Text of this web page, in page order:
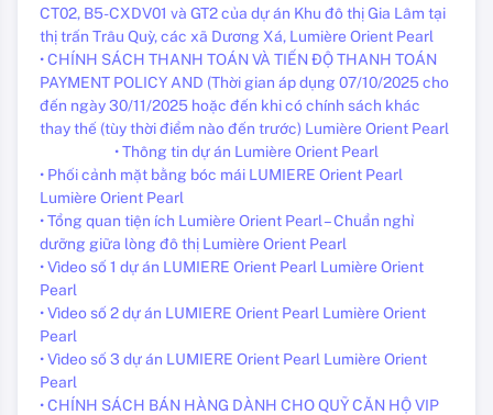
CT02, B5-CXDV01 và GT2 của dự án Khu đô thị Gia Lâm tại
thị trấn Trâu Quỳ, các xã Dương Xá, Lumière Orient Pearl
• CHÍNH SÁCH THANH TOÁN VÀ TIẾN ĐỘ THANH TOÁN
PAYMENT POLICY AND (Thời gian áp dụng 07/10/2025 cho
đến ngày 30/11/2025 hoặc đến khi có chính sách khác
thay thế (tùy thời điểm nào đến trước) Lumière Orient Pearl
• Thông tin dự án Lumière Orient Pearl
• Phối cảnh mặt bằng bóc mái LUMIERE Orient Pearl
Lumière Orient Pearl
• Tổng quan tiện ích Lumière Orient Pearl – Chuẩn nghỉ
dưỡng giữa lòng đô thị Lumière Orient Pearl
• Vìdeo số 1 dự án LUMIERE Orient Pearl Lumière Orient
Pearl
• Vìdeo số 2 dự án LUMIERE Orient Pearl Lumière Orient
Pearl
• Vìdeo số 3 dự án LUMIERE Orient Pearl Lumière Orient
Pearl
• CHÍNH SÁCH BÁN HÀNG DÀNH CHO QUỸ CĂN HỘ VIP